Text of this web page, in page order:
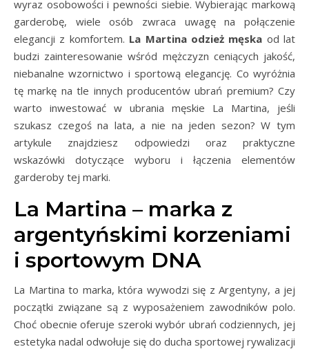
wyraz osobowości i pewności siebie. Wybierając markową
garderobę, wiele osób zwraca uwagę na połączenie
elegancji z komfortem. La Martina odzież męska od lat
budzi zainteresowanie wśród mężczyzn ceniących jakość,
niebanalne wzornictwo i sportową elegancję. Co wyróżnia
tę markę na tle innych producentów ubrań premium? Czy
warto inwestować w ubrania męskie La Martina, jeśli
szukasz czegoś na lata, a nie na jeden sezon? W tym
artykule znajdziesz odpowiedzi oraz praktyczne
wskazówki dotyczące wyboru i łączenia elementów
garderoby tej marki.
La Martina – marka z
argentyńskimi korzeniami
i sportowym DNA
La Martina to marka, która wywodzi się z Argentyny, a jej
początki związane są z wyposażeniem zawodników polo.
Choć obecnie oferuje szeroki wybór ubrań codziennych, jej
estetyka nadal odwołuje się do ducha sportowej rywalizacji